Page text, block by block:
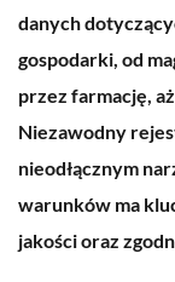
danych
gospodarki, od
przez farmację,
Niezawodny
nieodłącznym
warunków ma
jakości oraz